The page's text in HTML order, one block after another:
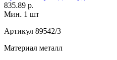
835.89 р.
Мин. 1 шт
Артикул 89542/3
Материал металл